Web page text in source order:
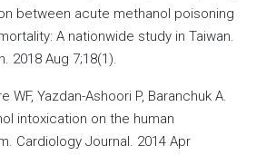
between acute methanol poisoning
A nationwide study in Taiwan.
2018 Aug 7;18(1).
WF, Yazdan-Ashoori P, Baranchuk A.
intoxication on the human
Cardiology Journal. 2014 Apr